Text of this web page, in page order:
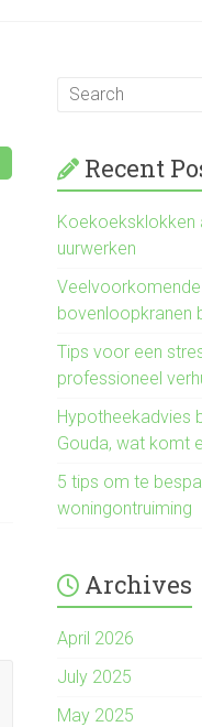
Recent
Koekoeksklokken
uurwerken
bovenloopkranen
Tips voor een
professioneel
Hypotheekadvies
Gouda, wat komt
5 tips om te
woningontruiming
Archives
April 2026
July 2025
May 2025